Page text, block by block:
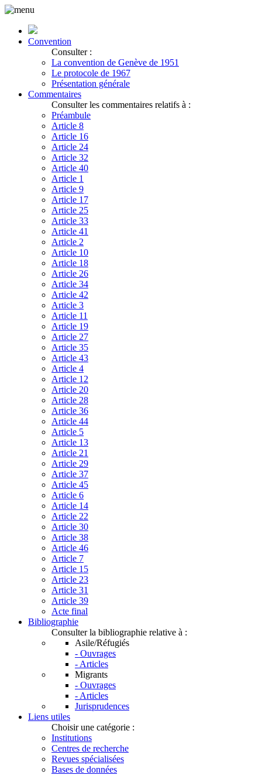
Convention
Consulter :
La convention de Genève de 1951
Le protocole de 1967
Présentation générale
Commentaires
Consulter les commentaires relatifs à :
Préambule
Article 8
Article 16
Article 24
Article 32
Article 40
Article 1
Article 9
Article 17
Article 25
Article 33
Article 41
Article 2
Article 10
Article 18
Article 26
Article 34
Article 42
Article 3
Article 11
Article 19
Article 27
Article 35
Article 43
Article 4
Article 12
Article 20
Article 28
Article 36
Article 44
Article 5
Article 13
Article 21
Article 29
Article 37
Article 45
Article 6
Article 14
Article 22
Article 30
Article 38
Article 46
Article 7
Article 15
Article 23
Article 31
Article 39
Acte final
Bibliographie
Consulter la bibliographie relative à :
Asile/Réfugiés
- Ouvrages
- Articles
Migrants
- Ouvrages
- Articles
Jurisprudences
Liens utiles
Choisir une catégorie :
Institutions
Centres de recherche
Revues spécialisées
Bases de données